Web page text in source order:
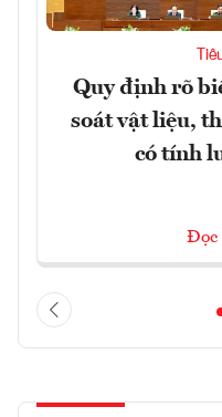
Quy định rõ
soát vật liệu,
có tính
Đọc